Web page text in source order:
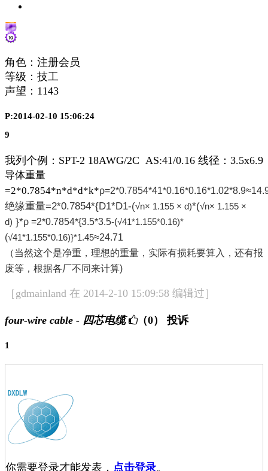
角色：注册会员
等级：技工
声望： 1143
P:2014-02-10 15:06:24
9
我列个例：SPT-2 18AWG/2C AS:41/0.16 线径：3.5x6.9
导体重量
=2*0.7854*n*d*d*k*ρ=2*0.7854*41*0.16*0.16*1.02*8.9≈
绝缘重量=2*0.7854*{D1*D1-(√n× 1.155 × d)*(√n× 1.155 ×
d) }*ρ =2*0.7854*{3.5*3.5-(√41*1.155*0.16)*
(√41*1.155*0.16)}*1.45≈24.71
（当然这个是净重，理想的重量，实际有损耗要算入，还有报
废等，根据各厂不同来计算)
［gdmainland 在 2014-2-10 15:09:58 编辑过］
four-wire cable - 四芯电缆 （0） 投诉
1
你需要登录才能发表， 点击登录。